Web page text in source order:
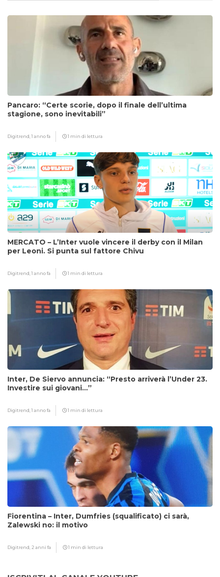
Pancaro: “Certe scorie, dopo il finale dell’ultima
stagione, sono inevitabili”
Digitrend,1 anno fa 1 min di lettura
MERCATO – L’Inter vuole vincere il derby con il Milan
per Leoni. Si punta sul fattore Chivu
Digitrend,1 anno fa 1 min di lettura
Inter, De Siervo annuncia: “Presto arriverà l’Under 23.
Investire sui giovani…”
Digitrend,1 anno fa 1 min di lettura
Fiorentina – Inter, Dumfries (squalificato) ci sarà,
Zalewski no: il motivo
Digitrend, 2 anni fa 1 min di lettura